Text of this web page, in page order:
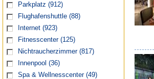
Parkplatz (912)
Flughafenshuttle (88)
Internet (923)
Fitnesscenter (125)
Nichtraucherzimmer (817)
Innenpool (36)
Spa & Wellnesscenter (49)